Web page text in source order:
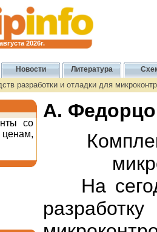
2026г.
Новости Литература
разработки и отладки для
со
А.
На